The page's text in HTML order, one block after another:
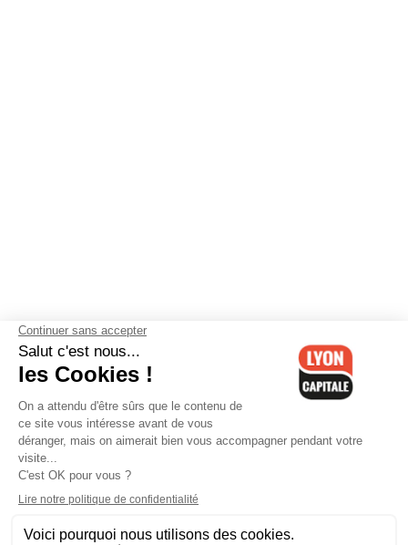
Contactez-nous-Mentions légales-CGV-Politique de